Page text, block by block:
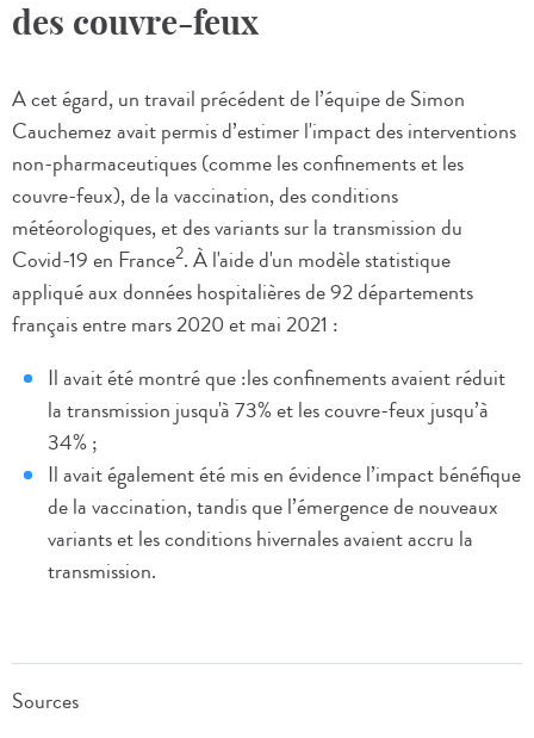
des couvre-feux
A cet égard, un travail précédent de l’équipe de Simon
Cauchemez avait permis d’estimer l'impact des interventions
non-pharmaceutiques (comme les confinements et les
couvre-feux), de la vaccination, des conditions
météorologiques, et des variants sur la transmission du
Covid-19 en France2. À l'aide d'un modèle statistique
appliqué aux données hospitalières de 92 départements
français entre mars 2020 et mai 2021 :
Il avait été montré que :les confinements avaient réduit
la transmission jusqu'à 73% et les couvre-feux jusqu’à
34% ;
Il avait également été mis en évidence l’impact bénéfique
de la vaccination, tandis que l’émergence de nouveaux
variants et les conditions hivernales avaient accru la
transmission.
Sources